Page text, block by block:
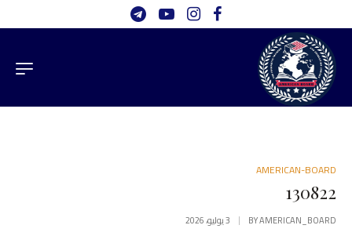
AMERICAN-BOARD
130822
BYAMERICAN_BOARD 3 يوليو، 2026